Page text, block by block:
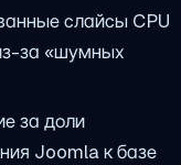
слайсы CPU
за «шумных
за доли
Joomla к базе